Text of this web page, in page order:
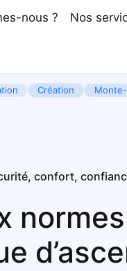
nous ? Nos
Création
confort,